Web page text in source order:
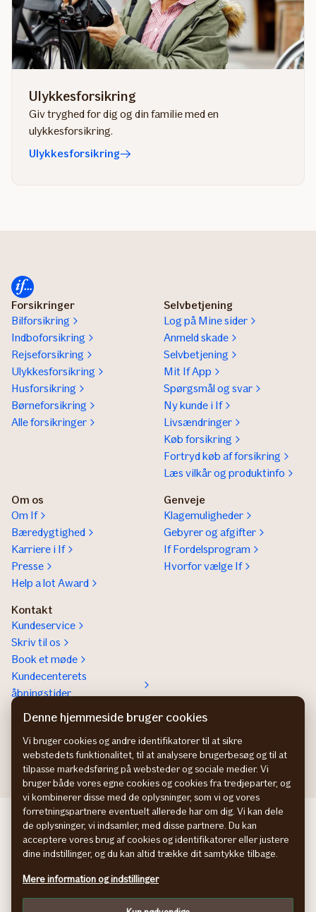
Ulykkesforsikring
Giv tryghed for dig og din familie med en
ulykkesforsikring.
Ulykkesforsikring
Forsikringer
Bilforsikring
Indboforsikring
Rejseforsikring
Ulykkesforsikring
Husforsikring
Børneforsikring
Alle forsikringer
Selvbetjening
Log på Mine sider
Anmeld skade
Selvbetjening
Mit If App
Spørgsmål og svar
Ny kunde i If
Livsændringer
Køb forsikring
Fortryd køb af forsikring
Læs vilkår og produktinfo
Om os
Om If
Bæredygtighed
Karriere i If
Presse
Help a lot Award
Genveje
Klagemuligheder
Gebyrer og afgifter
If Fordelsprogram
Hvorfor vælge If
Kontakt
Kundeservice
Skriv til os
Book et møde
Kundecenterets
åbningstider
Kontakt os om
Erhvervsforsikringer
In English
If Skadeförsäkring SE
If Skadeforsikring NO
If Vahinkovakuutus FI
Persondatapolitik
Cookies
Denne hjemmeside bruger cookies
Vi bruger cookies og andre identifikatorer til at sikre
webstedets funktionalitet, til at analysere brugerbesøg og til at
tilpasse markedsføring på websteder og sociale medier. Vi
bruger både vores egne cookies og cookies fra tredjeparter, og
vi kombinerer disse med de oplysninger, som vi og vores
forretningspartnere eventuelt allerede har om dig. Vi kan dele
de oplysninger, vi indsamler, med disse partnere. Du kan
acceptere vores brug af cookies og identifikatorer eller justere
dine indstillinger, og du kan altid trække dit samtykke tilbage.
Mere information og indstillinger